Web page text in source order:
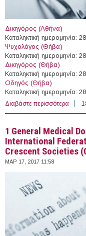
Δικηγόρος (Αθήνα)
Kαταληκτική ημερομηνία:
Ψυχολόγος (Θήβα)
Kαταληκτική ημερομηνία:
Δικηγόρος (Θήβα)
Kαταληκτική ημερομηνία:
Οδηγός (Θήβα)
Kαταληκτική ημερομηνία:
Διαβάστε περισσότερα για
1 General Medical
International
Crescent Societies
ΜΑΡ 17, 2017 11:58